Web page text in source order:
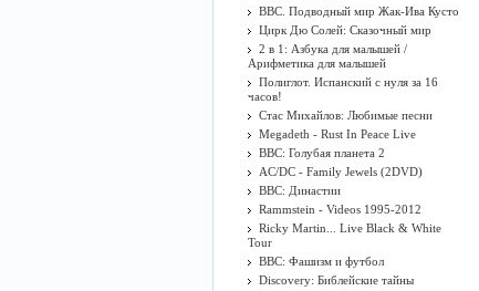
BBC. Подводный мир Жак-Ива Кусто
Цирк Дю Солей: Сказочный мир
2 в 1: Азбука для малышей /
Арифметика для малышей
Полиглот. Испанский с нуля за 16
часов!
Стас Михайлов: Любимые песни
Megadeth - Rust In Peace Live
BBC: Голубая планета 2
AC/DC - Family Jewels (2DVD)
BBC: Династии
Rammstein - Videos 1995-2012
Ricky Martin... Live Black & White
Tour
BBC: Фашизм и футбол
Discovery: Библейские тайны